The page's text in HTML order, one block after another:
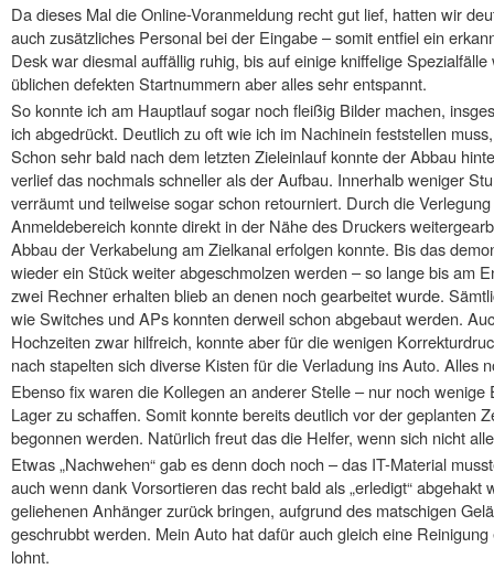
Da dieses Mal die Online-Voranmeldung recht gut lief, hatten wir
auch zusätzliches Personal bei der Eingabe – somit entfiel ein
Desk war diesmal auffällig ruhig, bis auf einige kniffelige
üblichen defekten Startnummern aber alles sehr entspannt.
So konnte ich am Hauptlauf sogar noch fleißig Bilder machen,
ich abgedrückt. Deutlich zu oft wie ich im Nachinein feststellen
Schon sehr bald nach dem letzten Zieleinlauf konnte der Abbau
verlief das nochmals schneller als der Aufbau. Innerhalb weniger
verräumt und teilweise sogar schon retourniert. Durch die
Anmeldebereich konnte direkt in der Nähe des Druckers
Abbau der Verkabelung am Zielkanal erfolgen konnte. Bis das
wieder ein Stück weiter abgeschmolzen werden – so lange bis am
zwei Rechner erhalten blieb an denen noch gearbeitet wurde.
wie Switches und APs konnten derweil schon abgebaut werden.
Hochzeiten zwar hilfreich, konnte aber für die wenigen
nach stapelten sich diverse Kisten für die Verladung ins Auto. Alles
Ebenso fix waren die Kollegen an anderer Stelle – nur noch
Lager zu schaffen. Somit konnte bereits deutlich vor der geplanten
begonnen werden. Natürlich freut das die Helfer, wenn sich nicht
Etwas „Nachwehen“ gab es denn doch noch – das IT-Material
auch wenn dank Vorsortieren das recht bald als „erledigt“
geliehenen Anhänger zurück bringen, aufgrund des matschigen
geschrubbt werden. Mein Auto hat dafür auch gleich eine
lohnt.